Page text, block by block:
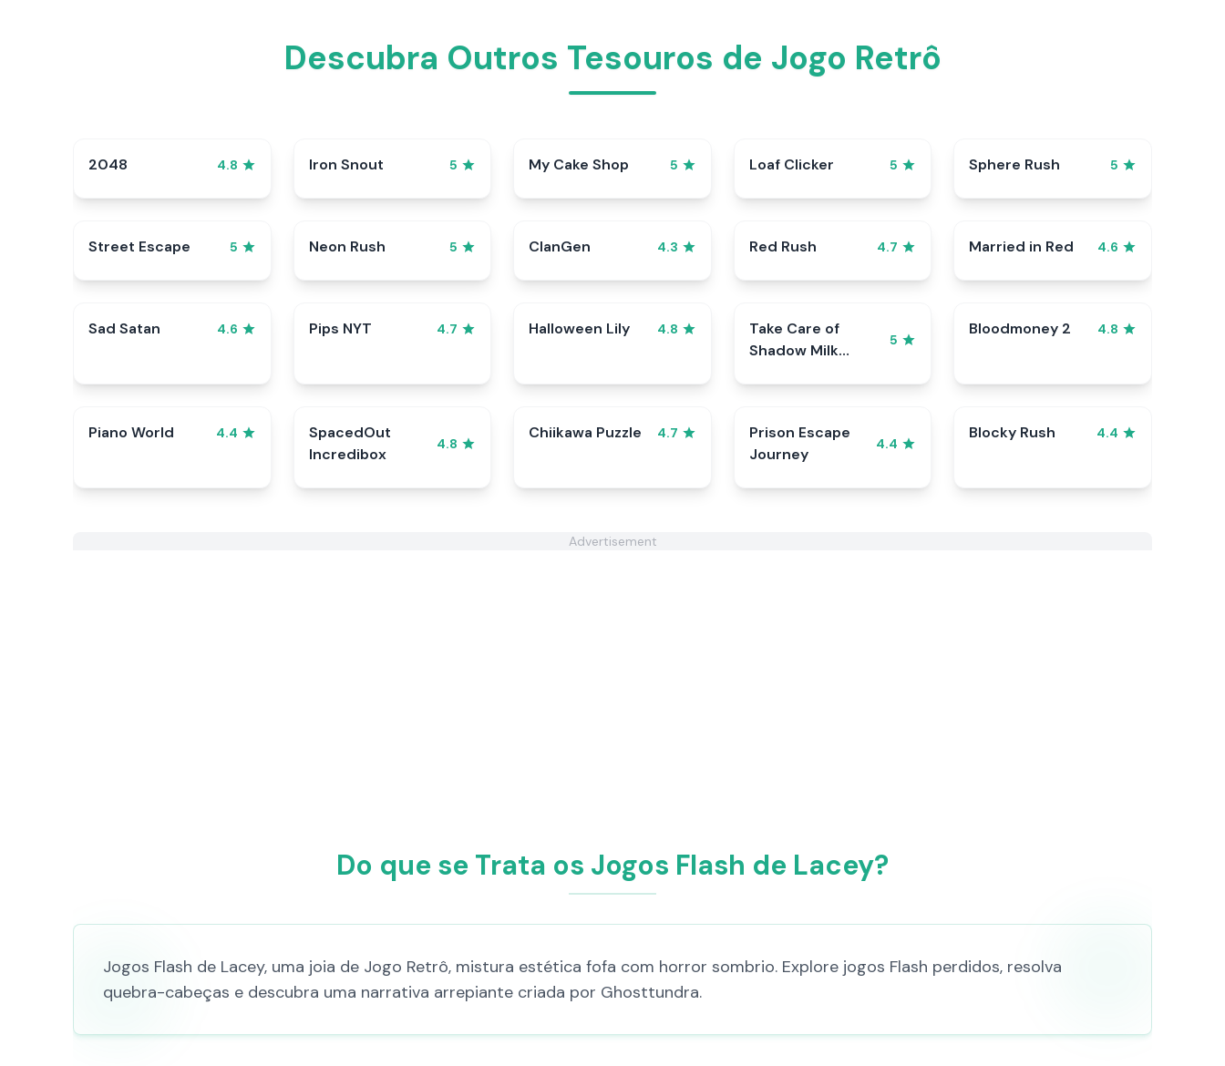
Descubra Outros Tesouros de Jogo Retrô
2048 4.8 Iron Snout 5 My Cake Shop 5 Loaf Clicker 5 Sphere Rush 5
Street Escape 5 Neon Rush 5 ClanGen 4.3 Red Rush 4.7 Married in Red 4.6
Sad Satan 4.6 Pips NYT 4.7 Halloween Lily 4.8
Take Care of
Shadow Milk
5
Bloodmoney 2 4.8
Piano World 4.4
SpacedOut
Incredibox
4.8
Chiikawa Puzzle 4.7
Prison Escape
Journey
4.4
Blocky Rush 4.4
Advertisement
Do que se Trata os Jogos Flash de Lacey?
Jogos Flash de Lacey, uma joia de Jogo Retrô, mistura estética fofa com horror sombrio. Explore jogos Flash perdidos, resolva
quebra-cabeças e descubra uma narrativa arrepiante criada por Ghosttundra.